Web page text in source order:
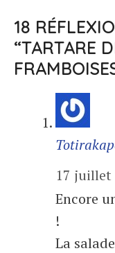
18
“TARTARE
17 juillet
Encore
!
La